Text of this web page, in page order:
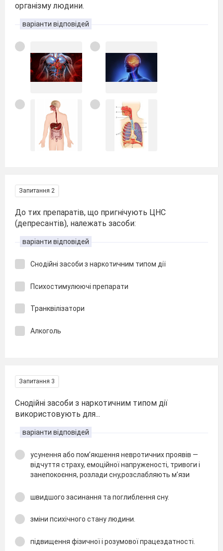
організму людини.
варіанти відповідей
Запитання 2
До тих препаратів, що пригнічують ЦНС
(депресантів), належать засоби:
варіанти відповідей
Снодійні засоби з наркотичним типом дії
Психостимулюючі препарати
Транквілізатори
Алкоголь
Запитання 3
Снодійні засоби з наркотичним типом дії
використовують для...
варіанти відповідей
усунення або пом’якшення невротичних проявів —
відчуття страху, емоційної напруженості, тривоги і
занепокоєння, розлади сну,розслабляють м’язи
швидшого засинання та поглиблення сну.
зміни психічного стану людини.
підвищення фізичної і розумової працездатності.